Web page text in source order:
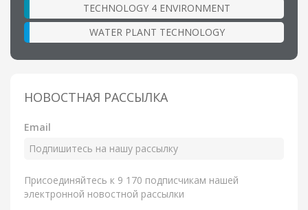
TECHNOLOGY 4 ENVIRONMENT
WATER PLANT TECHNOLOGY
НОВОСТНАЯ РАССЫЛКА
Email
Присоединяйтесь к 9 170 подписчикам нашей
электронной новостной рассылки